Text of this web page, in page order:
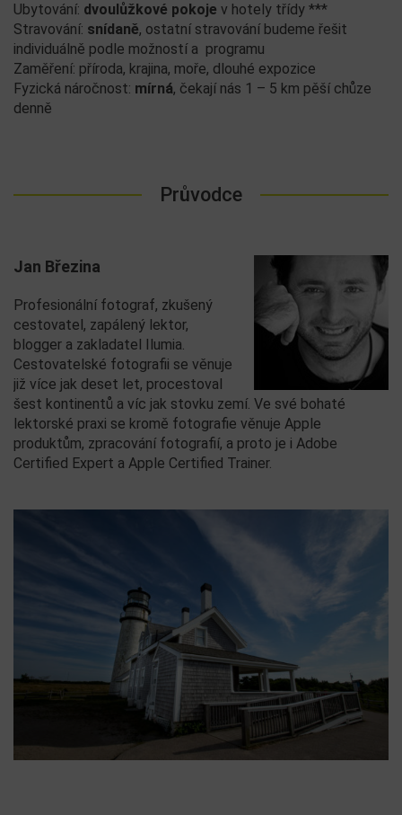
Ubytování: dvoulůžkové pokoje v hotely třídy ***
Stravování: snídaně, ostatní stravování budeme řešit
individuálně podle možností a programu
Zaměření: příroda, krajina, moře, dlouhé expozice
Fyzická náročnost: mírná, čekají nás 1 – 5 km pěší chůze
denně
Průvodce
Jan Březina
Profesionální fotograf, zkušený
cestovatel, zapálený lektor,
blogger a zakladatel Ilumia.
Cestovatelské fotografii se věnuje
již více jak deset let, procestoval
šest kontinentů a víc jak stovku zemí. Ve své bohaté
lektorské praxi se kromě fotografie věnuje Apple
produktům, zpracování fotografií, a proto je i Adobe
Certified Expert a Apple Certified Trainer.